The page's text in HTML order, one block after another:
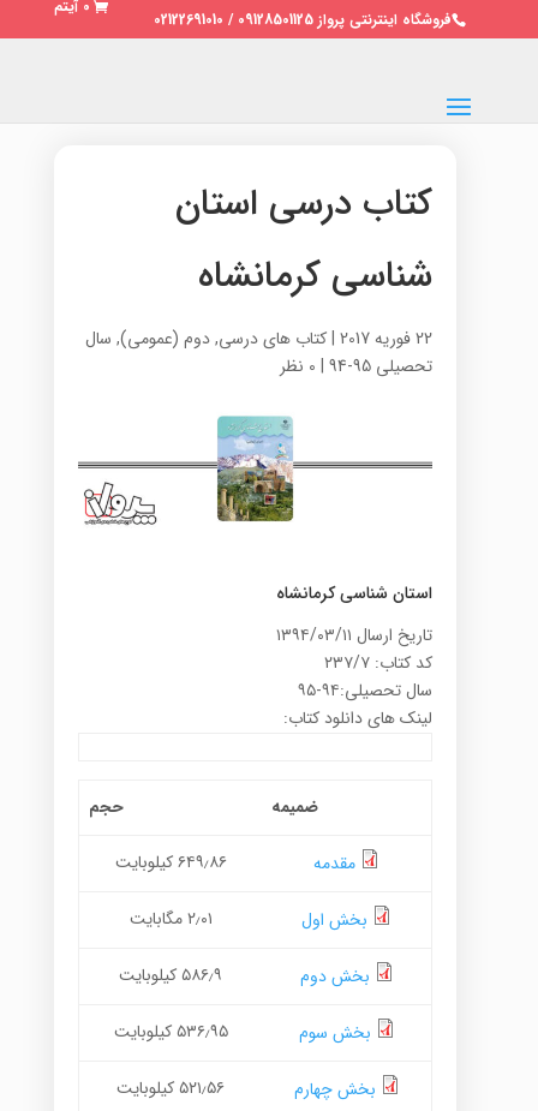
فروشگاه اینترنتی پرواز 09128501125 / 02122691010
0 آیتم
کتاب درسی استان
شناسی کرمانشاه
22 فوریه 2017 |کتاب های درسی,دوم (عمومی), سال
تحصیلی 95-94
| 0 نظر
استان شناسی کرمانشاه
تاریخ ارسال ۱۳۹۴/۰۳/۱۱
کد کتاب: ۲۳۷/۷
سال تحصیلی:۹۴-۹۵
لینک های دانلود کتاب:
ضمیمه حجم
مقدمه ۶۴۹٫۸۶ کیلوبایت
بخش اول ۲٫۰۱ مگابایت
بخش دوم ۵۸۶٫۹ کیلوبایت
بخش سوم ۵۳۶٫۹۵ کیلوبایت
بخش چهارم ۵۲۱٫۵۶ کیلوبایت